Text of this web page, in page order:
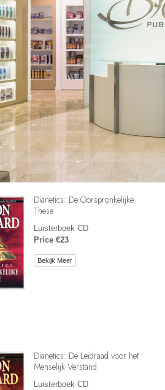
beschikbaar maken voor de
- Kerkelijk Leider van
Dianetics: De Oorspronkelijke
These
Luisterboek CD
Price €23
Bekijk Meer
Dianetics: De Leidraad voor het
Menselijk Verstand
Luisterboek CD